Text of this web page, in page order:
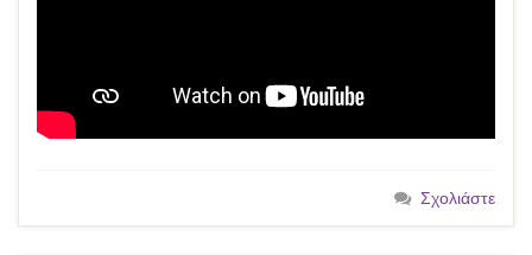
Σχολιάστε